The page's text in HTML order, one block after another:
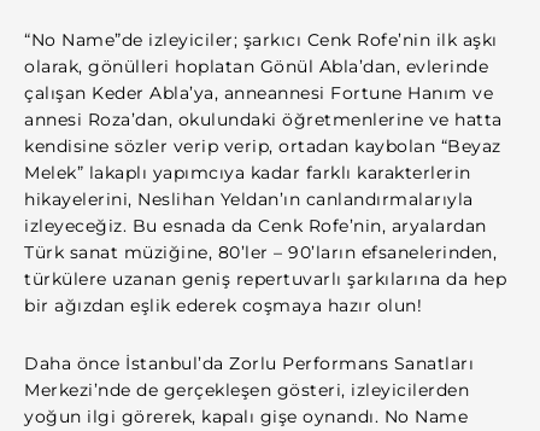
“No Name”de izleyiciler; şarkıcı Cenk Rofe’nin ilk aşkı
olarak, gönülleri hoplatan Gönül Abla’dan, evlerinde
çalışan Keder Abla’ya, anneannesi Fortune Hanım ve
annesi Roza’dan, okulundaki öğretmenlerine ve hatta
kendisine sözler verip verip, ortadan kaybolan “Beyaz
Melek” lakaplı yapımcıya kadar farklı karakterlerin
hikayelerini, Neslihan Yeldan’ın canlandırmalarıyla
izleyeceğiz. Bu esnada da Cenk Rofe’nin, aryalardan
Türk sanat müziğine, 80’ler – 90’ların efsanelerinden,
türkülere uzanan geniş repertuvarlı şarkılarına da hep
bir ağızdan eşlik ederek coşmaya hazır olun!
Daha önce İstanbul’da Zorlu Performans Sanatları
Merkezi’nde de gerçekleşen gösteri, izleyicilerden
yoğun ilgi görerek, kapalı gişe oynandı. No Name